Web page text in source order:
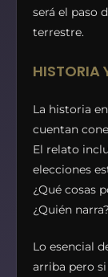
será el paso
terrestre.
HISTORIA
La historia
cuentan
El relato
elecciones
¿Qué cosas
¿Quién
Lo esencial
arriba pero